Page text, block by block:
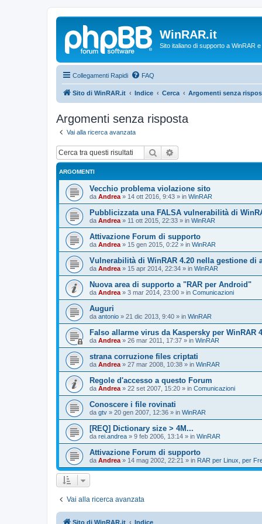
WinRAR.it
Sito italiano di supporto a WinRAR
Collegamenti Rapidi FAQ
Sito di WinRAR.it Indice Cerca Argomenti senza
Argomenti senza risposta
Vai alla ricerca avanzata
Cerca
ARGOMENTI
Vecchio problema violazione sito
da Andrea » 14 ott 2016, 9:43 » in WinRAR
Pubblicizzata una FALSA vulnerabilità di
da Andrea » 11 ott 2015, 22:33 » in WinRAR
Attivazione Forum di supporto
da Andrea » 15 gen 2015, 0:22 » in WinRAR
Vulnerabilità di WinRAR 4.20 nella gestione di
da Andrea » 15 apr 2014, 22:34 » in WinRAR
Nuova area di supporto a "RAR per Android"
da Andrea » 3 mar 2014, 23:00 » in Comunicazioni
Auguri
da antonio » 21 dic 2013, 9:40 » in WinRAR
Falso allarme virus da Kaspersky per WinRAR
da Andrea » 26 mar 2011, 17:37 » in WinRAR
strana corruzione files criptati
da Andrea » 27 mar 2008, 10:38 » in WinRAR
Regole d'accesso a questo Forum
da Andrea » 22 set 2007, 15:20 » in Comunicazioni
Conoscere i file rovinati
da gtv » 20 gen 2007, 12:36 » in WinRAR
[REQ] Dictionary size > 4M...
da rei.andrea » 9 feb 2006, 13:14 » in WinRAR
Attivazione Forum di supporto
da Andrea » 14 mag 2002, 22:21 » in RAR per Linux, per
Vai alla ricerca avanzata
Sito di WinRAR.it Indice